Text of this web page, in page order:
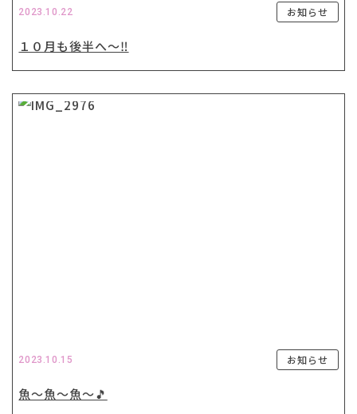
2023.10.22 お知らせ
１０月も後半へ〜‼️
2023.10.15 お知らせ
魚〜魚〜魚〜🎵